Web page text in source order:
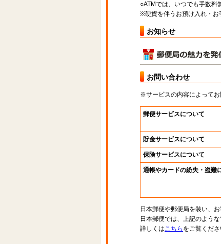
○ATMでは、いつでも手数料
※硬貨を伴うお預け入れ・お
お知らせ
お問い合わせ
※サービスの内容によってお
郵便サービスについて
貯金サービスについて
保険サービスについて
通帳やカードの紛失・盗難
日本郵便や郵便局を装い、
日本郵便では、上記のよう
詳しくはこちら をご覧くださ